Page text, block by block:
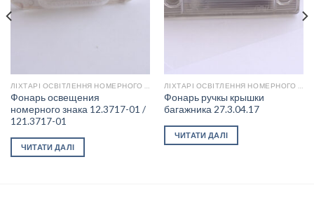
Фонарь освещения
номерного знака 12.3717-01 /
121.3717-01
ЧИТАТИ ДАЛІ
Фонарь ручкы крышки
багажника 27.3.04.17
ЧИТАТИ ДАЛІ